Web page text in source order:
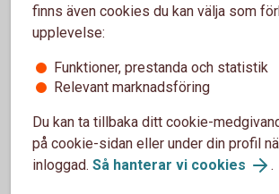
8032 Seniorpar
Sjuhäradskonto 3dgr –
skydd mot bedrägerier
Bedragare vill att du agerar snabbt.
Med Sjuhäradskonto 3dgr skickas
direkt vid överföringar i internetbanken
finns även cookies du kan välja som
upplevelse:
Funktioner, prestanda och statistik
Relevant marknadsföring
Du kan ta tillbaka ditt cookie-
på cookie-sidan eller under din profil
inloggad. Så hanterar vi cookies .